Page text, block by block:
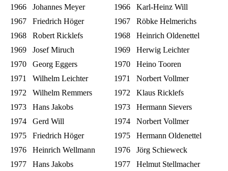
1966 Johannes Meyer
1966 Karl-Heinz Will
1967 Friedrich Höger
1967 Röbke Helmerichs
1968 Robert Ricklefs
1968 Heinrich Oldenettel
1969 Josef Miruch
1969 Herwig Leichter
1970 Georg Eggers
1970 Heino Tooren
1971 Wilhelm Leichter
1971 Norbert Vollmer
1972 Wilhelm Remmers
1972 Klaus Ricklefs
1973 Hans Jakobs
1973 Hermann Sievers
1974 Gerd Will
1974 Norbert Vollmer
1975 Friedrich Höger
1975 Hermann Oldenettel
1976 Heinrich Wellmann
1976 Jörg Schieweck
1977 Hans Jakobs
1977 Helmut Stellmacher